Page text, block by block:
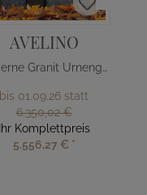
AVELINO
Moderne Granit Urnengrab Liegeplatte
bis 01.09.26 statt
6.350,02 €
Ihr Komplettpreis
5.556,27 € *